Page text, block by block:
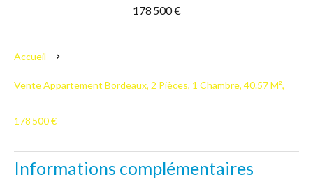
178 500 €
Accueil
Vente Appartement Bordeaux, 2 Pièces, 1 Chambre, 40.57 M²,
178 500 €
Informations complémentaires